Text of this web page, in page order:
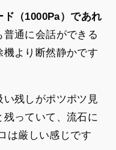
（1000Pa）であれ
通に会話ができる
より断然静かです
残しがポツポツ見
っていて、流石に
は厳しい感じです